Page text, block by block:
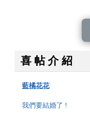
喜 帖 介 紹
藍橘花花
我們要結婚了 !